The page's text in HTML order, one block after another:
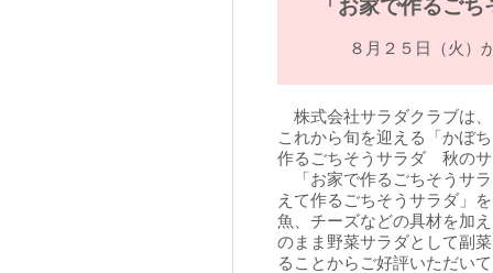
「お家で作るご
８月２５日（火）
株式会社サラダクラブは
これから旬を迎える「かぼ
作るごちそうサラダ 秋のサ
「お家で作るごちそうサ
えて作るごちそうサラダ」
魚、チーズなどの具材を加
のまま野菜サラダとして副
ることからご好評いただい